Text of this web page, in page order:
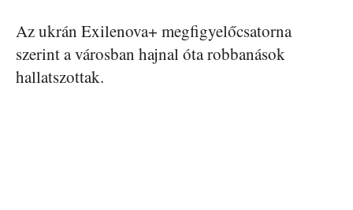
Az ukrán Exilenova+ megfigyelőcsatorna
szerint a városban hajnal óta robbanások
hallatszottak.